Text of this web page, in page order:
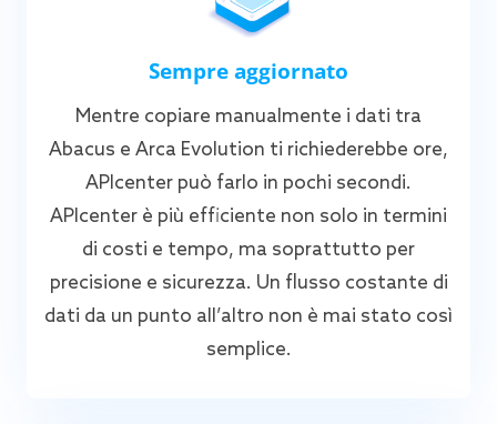
Sempre aggiornato
Mentre copiare manualmente i dati tra
Abacus e Arca Evolution ti richiederebbe ore,
APIcenter può farlo in pochi secondi.
APIcenter è più efficiente non solo in termini
di costi e tempo, ma soprattutto per
precisione e sicurezza. Un flusso costante di
dati da un punto all’altro non è mai stato così
semplice.